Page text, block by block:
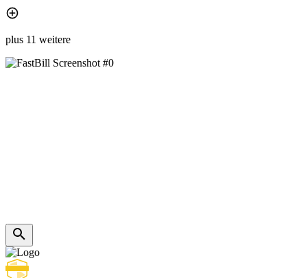
plus 11 weitere